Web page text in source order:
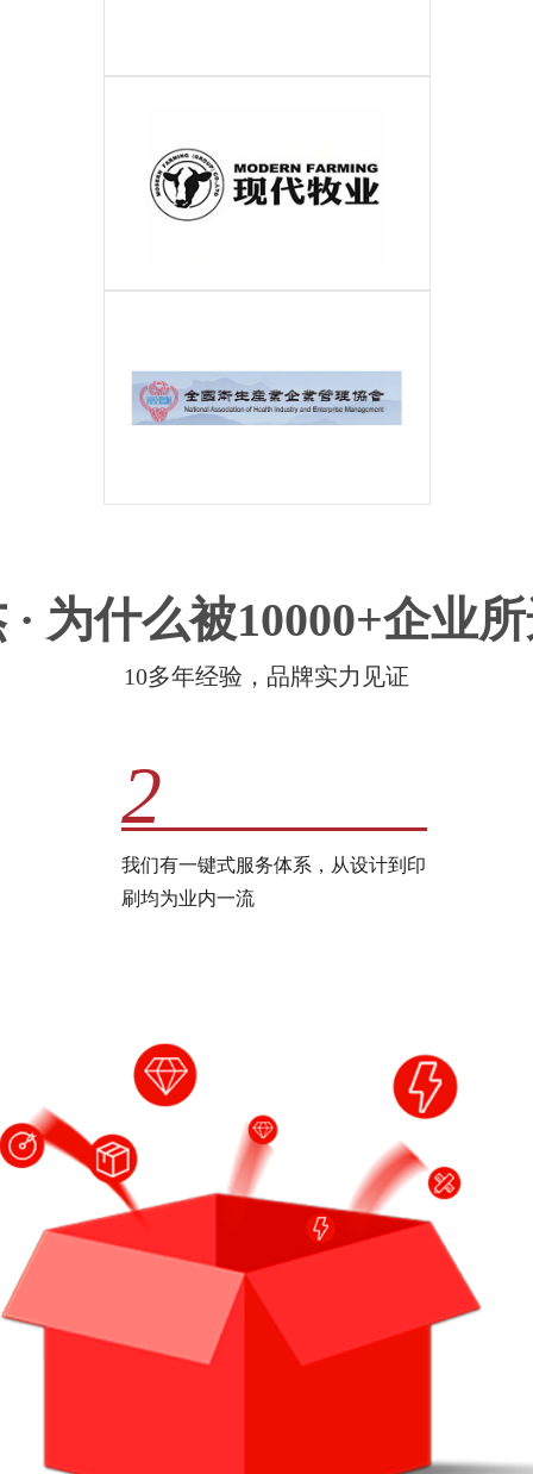
· 为什么被10000+企业
10多年经验，品牌实力见证
2
我们有一键式服务体系，从设计到印
刷均为业内一流